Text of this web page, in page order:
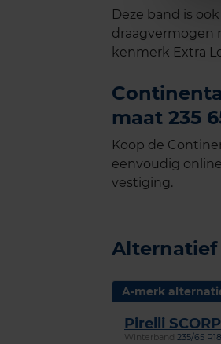
Deze band is
draagvermogen
kenmerk Extra
maat 235
Koop de
eenvoudig
vestiging.
Alternatief
A-merk
Pirelli
Winterband 235/65